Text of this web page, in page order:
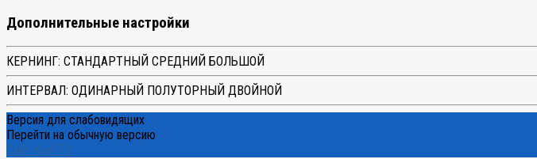
Дополнительные настройки
КЕРНИНГ: СТАНДАРТНЫЙ СРЕДНИЙ БОЛЬШОЙ
ИНТЕРВАЛ: ОДИНАРНЫЙ ПОЛУТОРНЫЙ ДВОЙНОЙ
Версия для слабовидящих
Перейти на обычную версию
Сайт КузГТУ